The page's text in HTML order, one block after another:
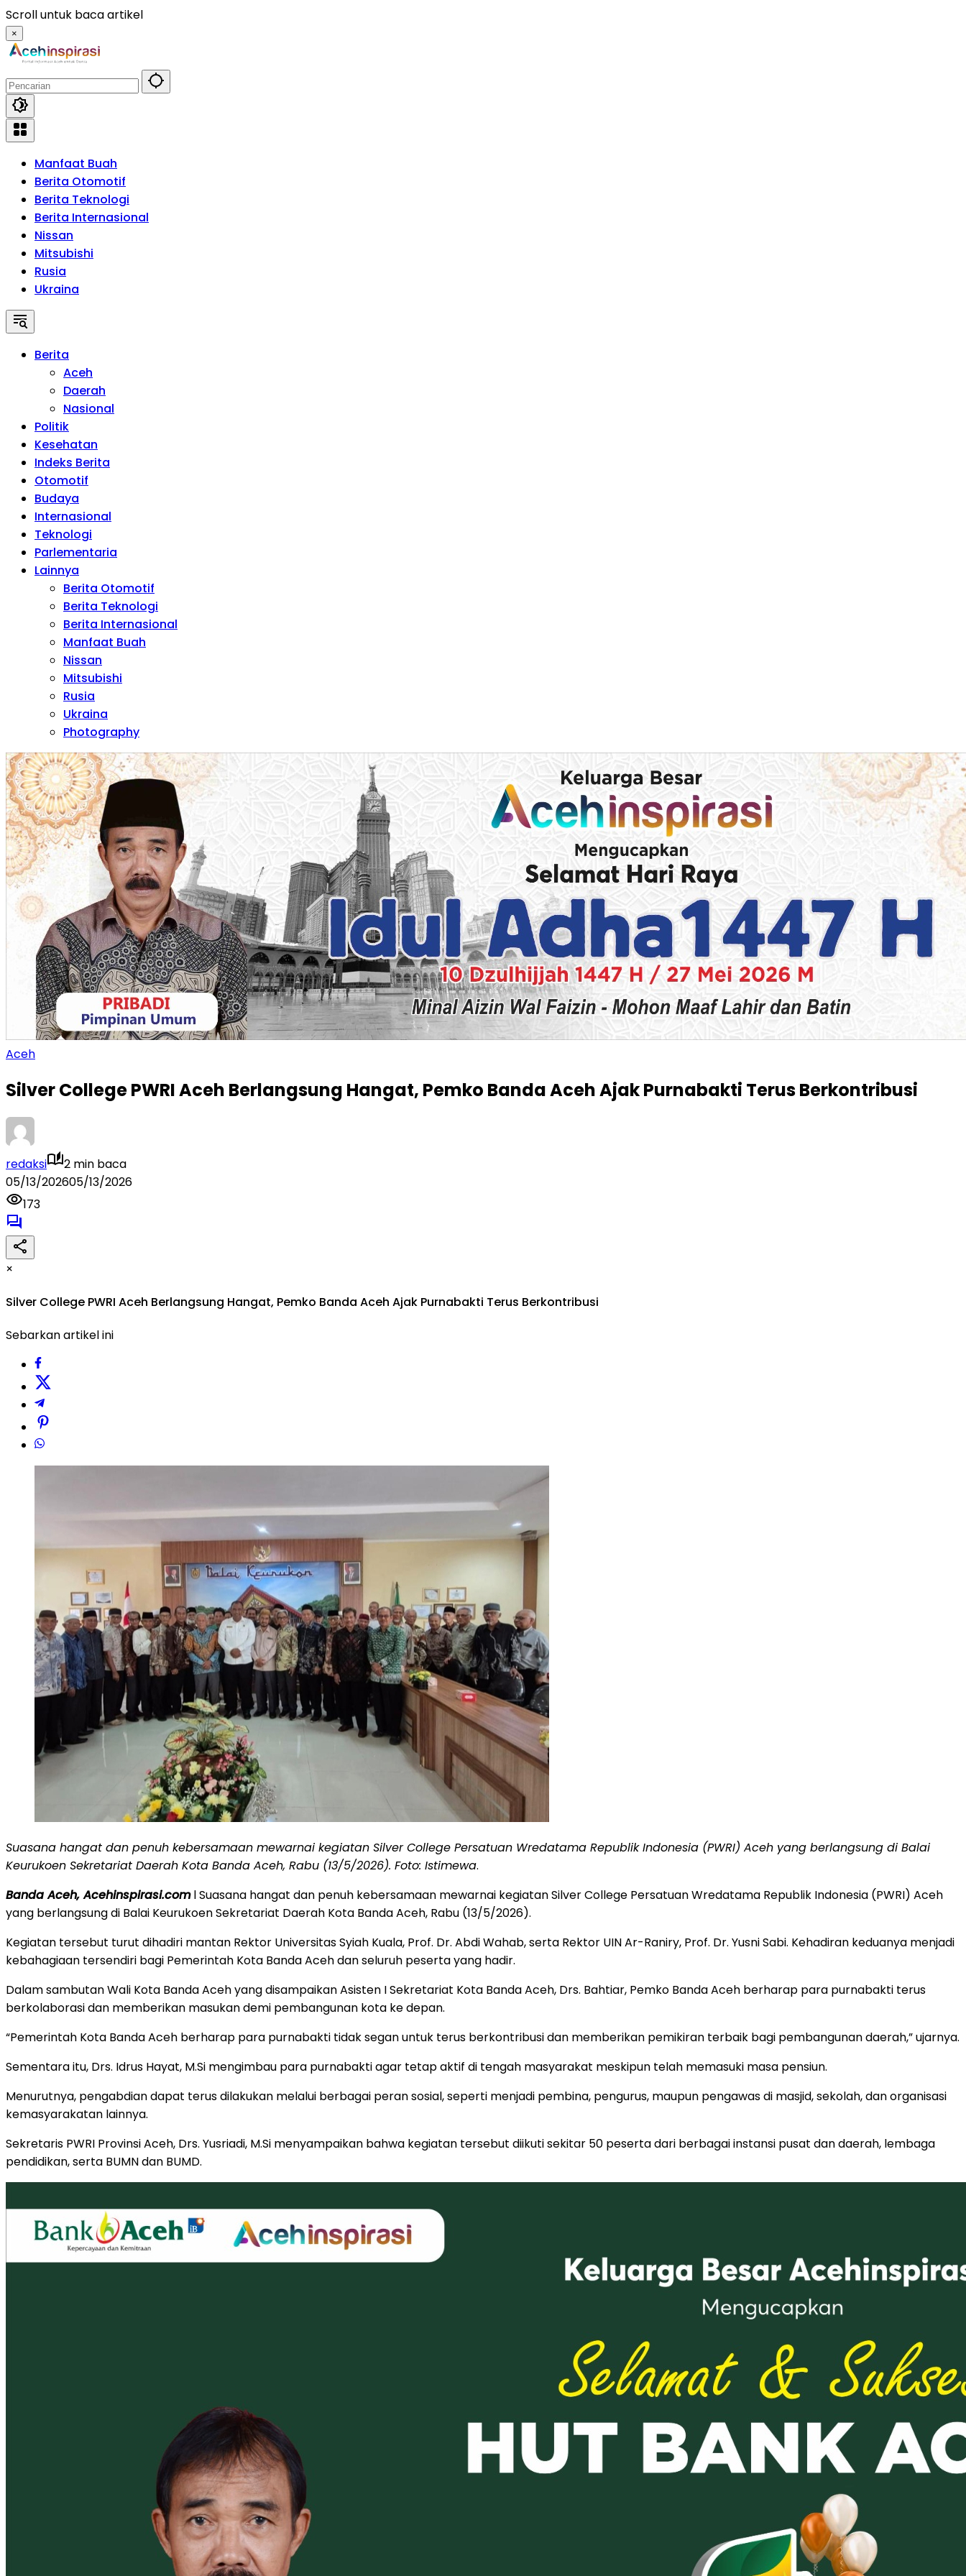
Langsung
ke
konten
Scroll untuk baca artikel
×
Manfaat Buah
Berita Otomotif
Berita Teknologi
Berita Internasional
Nissan
Mitsubishi
Rusia
Ukraina
Berita
Aceh
Daerah
Nasional
Politik
Kesehatan
Indeks Berita
Otomotif
Budaya
Internasional
Teknologi
Parlementaria
Lainnya
Berita Otomotif
Berita Teknologi
Berita Internasional
Manfaat Buah
Nissan
Mitsubishi
Rusia
Ukraina
Photography
Aceh
Silver College PWRI Aceh Berlangsung Hangat, Pemko Banda Aceh Ajak Purnabakti Terus Berkontribusi
redaksi
2 min baca
05/13/202605/13/2026
173
×
Silver College PWRI Aceh Berlangsung Hangat, Pemko Banda Aceh Ajak Purnabakti Terus Berkontribusi
Sebarkan artikel ini
Suasana hangat dan penuh kebersamaan mewarnai kegiatan Silver College Persatuan Wredatama Republik Indonesia (PWRI) Aceh yang berlangsung di Balai
Keurukoen Sekretariat Daerah Kota Banda Aceh, Rabu (13/5/2026). Foto: Istimewa.
Banda Aceh, Acehinspirasi.coml Suasana hangat dan penuh kebersamaan mewarnai kegiatan Silver College Persatuan Wredatama Republik Indonesia (PWRI) Aceh
yang berlangsung di Balai Keurukoen Sekretariat Daerah Kota Banda Aceh, Rabu (13/5/2026).
Kegiatan tersebut turut dihadiri mantan Rektor Universitas Syiah Kuala, Prof. Dr. Abdi Wahab, serta Rektor UIN Ar-Raniry, Prof. Dr. Yusni Sabi. Kehadiran keduanya menjadi
kebahagiaan tersendiri bagi Pemerintah Kota Banda Aceh dan seluruh peserta yang hadir.
Dalam sambutan Wali Kota Banda Aceh yang disampaikan Asisten I Sekretariat Kota Banda Aceh, Drs. Bahtiar, Pemko Banda Aceh berharap para purnabakti terus
berkolaborasi dan memberikan masukan demi pembangunan kota ke depan.
“Pemerintah Kota Banda Aceh berharap para purnabakti tidak segan untuk terus berkontribusi dan memberikan pemikiran terbaik bagi pembangunan daerah,” ujarnya.
Sementara itu, Drs. Idrus Hayat, M.Si mengimbau para purnabakti agar tetap aktif di tengah masyarakat meskipun telah memasuki masa pensiun.
Menurutnya, pengabdian dapat terus dilakukan melalui berbagai peran sosial, seperti menjadi pembina, pengurus, maupun pengawas di masjid, sekolah, dan organisasi
kemasyarakatan lainnya.
Sekretaris PWRI Provinsi Aceh, Drs. Yusriadi, M.Si menyampaikan bahwa kegiatan tersebut diikuti sekitar 50 peserta dari berbagai instansi pusat dan daerah, lembaga
pendidikan, serta BUMN dan BUMD.